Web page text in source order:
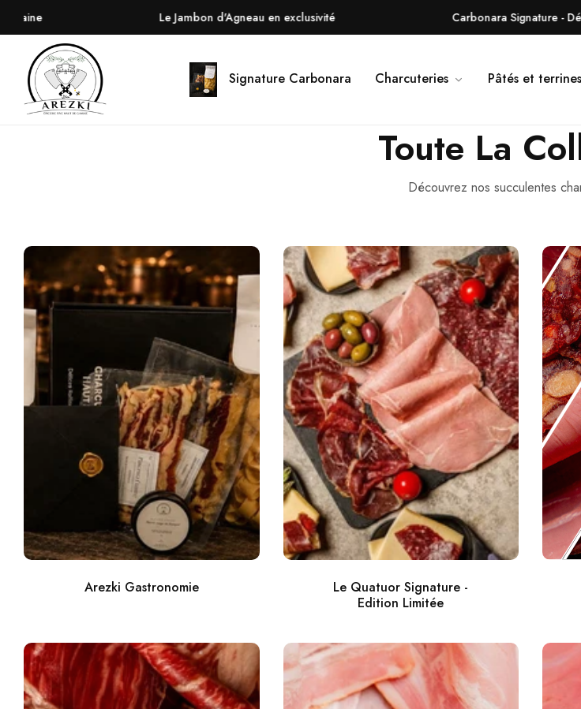
Le Jambon d'Agneau en exclusivité Carbonara Signature - Découvrez notre nouveau
Signature Carbonara Charcuteries Pâtés et
Toute La
Découvrez nos succulentes
Arezki Gastronomie
Le Quatuor Signature -
Edition Limitée